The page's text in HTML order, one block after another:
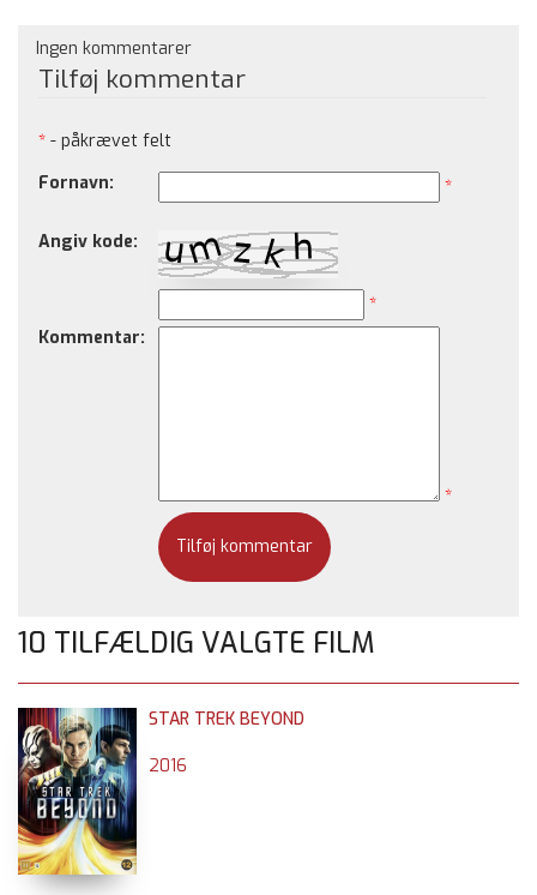
Ingen kommentarer
Tilføj kommentar
* - påkrævet felt
Fornavn:
*
Angiv kode:
*
Kommentar:
*
10 TILFÆLDIG VALGTE FILM
STAR TREK BEYOND
2016